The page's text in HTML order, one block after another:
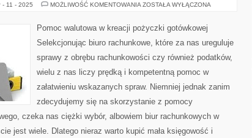
- 11 - 2025 MOŻLIWOŚĆ KOMENTOWANIA CORAZ
KORPORACJI
TROSZCZY
ZOSTAŁA WYŁĄCZONA
Pomoc walutowa w kreacji pożyczki gotówkowej
Selekcjonując biuro rachunkowe, które za nas ureguluje
sprawy z obrębu rachunkowości czy również podatków,
wielu z nas liczy prędką i kompetentną pomoc w
załatwieniu wskazanych spraw. Niemniej jednak zanim
zdecydujemy się na skorzystanie z pomocy
czeka nas ciężki wybór, albowiem biur rachunkowych w
jest wiele. Dlatego nieraz warto kupić mała księgowość i